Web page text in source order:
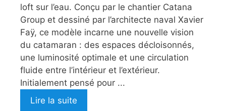
loft sur l’eau. Conçu par le chantier Catana
Group et dessiné par l’architecte naval Xavier
Faÿ, ce modèle incarne une nouvelle vision
du catamaran : des espaces décloisonnés,
une luminosité optimale et une circulation
fluide entre l’intérieur et l’extérieur.
Initialement pensé pour ...
Lire la suite